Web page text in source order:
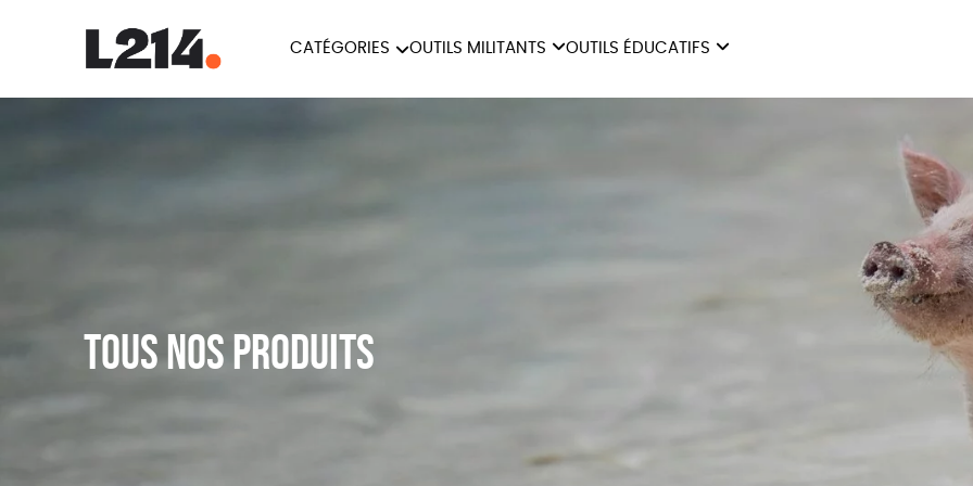
CATÉGORIES OUTILS MILITANTS OUTILS ÉDUCATIFS
Tous nos produits